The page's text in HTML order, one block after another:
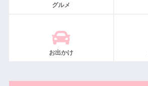
グルメ
お出かけ